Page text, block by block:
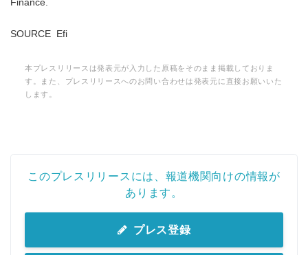
Finance.
SOURCE Efi
本プレスリリースは発表元が入力した原稿をそのまま掲載しておりま
す。また、プレスリリースへのお問い合わせは発表元に直接お願いいた
します。
このプレスリリースには、報道機関向けの情報が
あります。
プレス登録